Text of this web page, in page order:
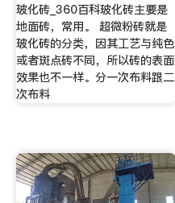
玻化砖_360百科玻化砖主要是
地面砖，常用。 超微粉砖就是
玻化砖的分类，因其工艺与纯色
或者斑点砖不同，所以砖的表面
效果也不一样。分一次布料跟二
次布料